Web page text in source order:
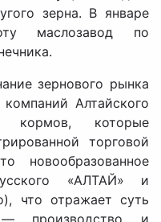
зерна. В январе
маслозавод по
зернового рынка
Алтайского
кормов, которые
торговой
«АЛТАЙ» и
что отражает суть
— производство и